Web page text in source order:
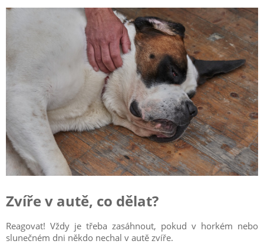
Zvíře v autě, co dělat?
Reagovat! Vždy je třeba zasáhnout, pokud v horkém nebo
slunečném dni někdo nechal v autě zvíře.